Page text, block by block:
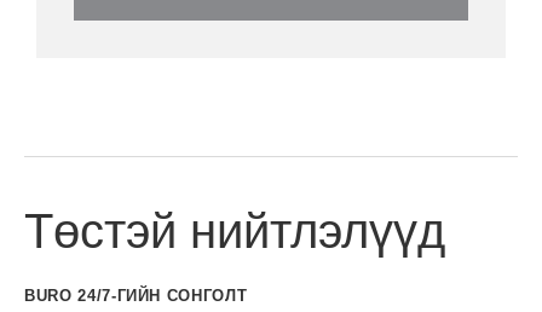
Төстэй нийтлэлүүд
BURO 24/7-ГИЙН СОНГОЛТ